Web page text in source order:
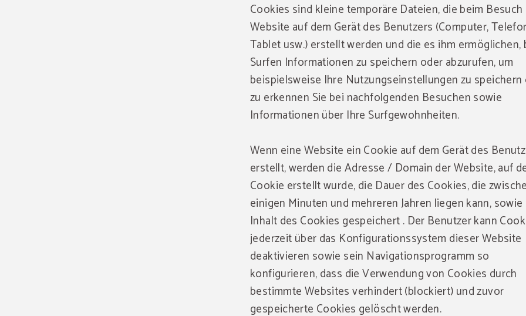
Cookies sind kleine temporäre Dateien, die beim
Website auf dem Gerät des Benutzers (Computer,
Tablet usw.) erstellt werden und die es ihm ermöglichen,
Surfen Informationen zu speichern oder abzurufen, um
beispielsweise Ihre Nutzungseinstellungen zu speichern
zu erkennen Sie bei nachfolgenden Besuchen sowie
Informationen über Ihre Surfgewohnheiten.
Wenn eine Website ein Cookie auf dem Gerät des
erstellt, werden die Adresse / Domain der Website, auf
Cookie erstellt wurde, die Dauer des Cookies, die
einigen Minuten und mehreren Jahren liegen kann,
Inhalt des Cookies gespeichert . Der Benutzer kann
jederzeit über das Konfigurationssystem dieser Website
deaktivieren sowie sein Navigationsprogramm so
konfigurieren, dass die Verwendung von Cookies durch
bestimmte Websites verhindert (blockiert) und zuvor
gespeicherte Cookies gelöscht werden.